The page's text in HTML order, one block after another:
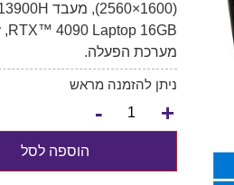
מערכת הפעלה.
ניתן להזמנה מראש
+
-
הוספה לסל